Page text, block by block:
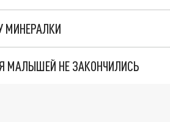
МИНЕРАЛКИ
МАЛЫШЕЙ НЕ ЗАКОНЧИЛИСЬ